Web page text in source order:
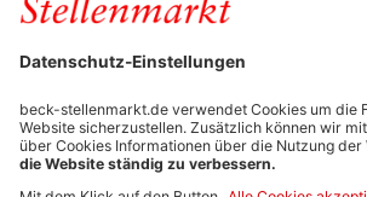
FÜR ARBEITGEBER
Stellenmarktpreise
Anzeigen-AGB
Media-Daten
Newsletteranmeldung